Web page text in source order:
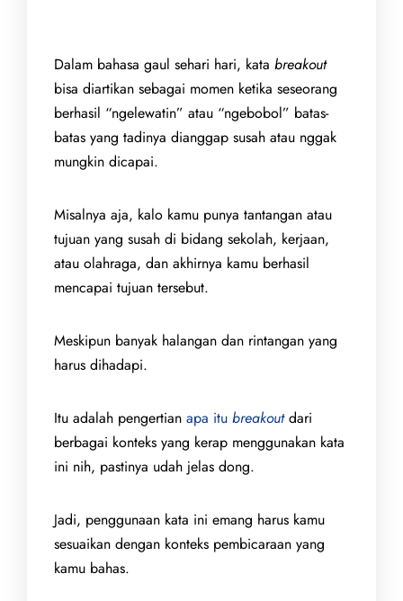
Dalam bahasa gaul sehari hari, kata breakout
bisa diartikan sebagai momen ketika seseorang
berhasil “ngelewatin” atau “ngebobol” batas-
batas yang tadinya dianggap susah atau nggak
mungkin dicapai.
Misalnya aja, kalo kamu punya tantangan atau
tujuan yang susah di bidang sekolah, kerjaan,
atau olahraga, dan akhirnya kamu berhasil
mencapai tujuan tersebut.
Meskipun banyak halangan dan rintangan yang
harus dihadapi.
Itu adalah pengertian apa itu breakout dari
berbagai konteks yang kerap menggunakan kata
ini nih, pastinya udah jelas dong.
Jadi, penggunaan kata ini emang harus kamu
sesuaikan dengan konteks pembicaraan yang
kamu bahas.